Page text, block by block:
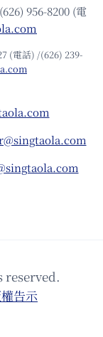
(626) 956-8200 (電
(電話) /(626) 239-
reserved.
告⽰